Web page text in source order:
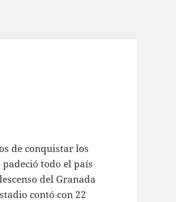
de conquistar los
todo el país
del Granada
contó con 22